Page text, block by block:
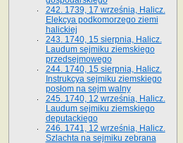
242. 1739, 17 września, Halicz.
Elekcya podkomorzego ziemi
halickiej
243. 1740, 15 sierpnia, Halicz.
Laudum sejmiku ziemskiego
przedsejmowego
244. 1740, 15 sierpnia, Halicz.
Instrukcya sejmiku ziemskiego
posłom na sejm walny
245. 1740, 12 września, Halicz.
Laudum sejmiku ziemskiego
deputackiego
246. 1741, 12 września, Halicz.
Szlachta na sejmiku zebrana